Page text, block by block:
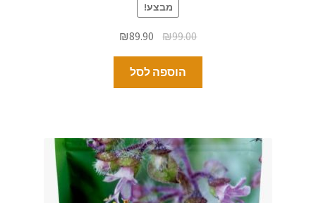
מבצע!
₪99.00
₪89.90
הוספה לסל